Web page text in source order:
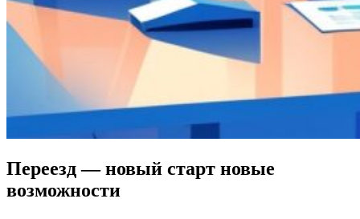
Переезд — новый старт новые
возможности